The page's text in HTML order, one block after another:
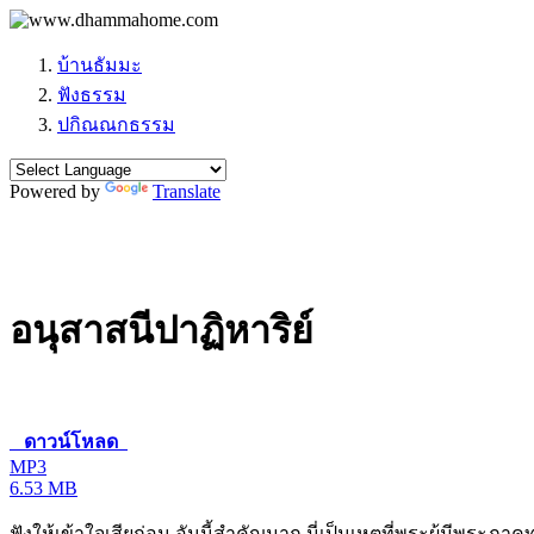
บ้านธัมมะ
ฟังธรรม
ปกิณณกธรรม
Powered by Translate
อนุสาสนีปาฏิหาริย์
ดาวน์โหลด
MP3
6.53 MB